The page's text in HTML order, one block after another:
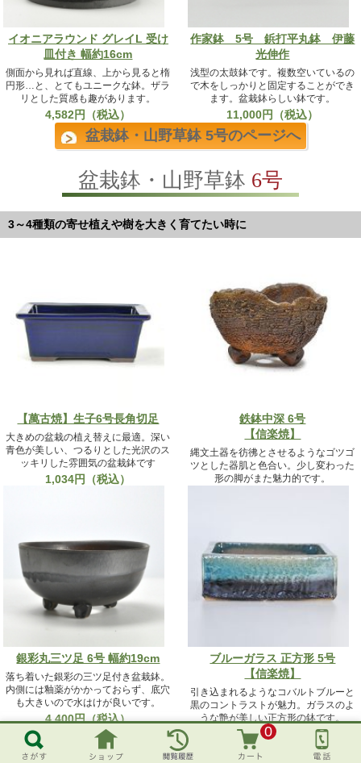
0
イオニアラウンド グレイL 受け
皿付き 幅約16cm
側面から見れば直線、上から見ると楕
円形…と、とてもユニークな鉢。ザラ
リとした質感も趣があります。
4,582円（税込）
作家鉢 5号 鋲打平丸鉢 伊藤
光伸作
浅型の太鼓鉢です。複数空いているの
で木をしっかりと固定することができ
ます。盆栽鉢らしい鉢です。
11,000円（税込）
盆栽鉢・山野草鉢 5号のページへ
盆栽鉢・山野草鉢 6号
3～4種類の寄せ植えや樹を大きく育てたい時に
【萬古焼】生子6号長角切足
大きめの盆栽の植え替えに最適。深い
青色が美しい、つるりとした光沢のス
ッキリした雰囲気の盆栽鉢です
1,034円（税込）
鉄鉢中深 6号
【信楽焼】
縄文土器を彷彿とさせるようなゴツゴ
ツとした器肌と色合い。少し変わった
形の脚がまた魅力的です。
銀彩丸三ツ足 6号 幅約19cm
落ち着いた銀彩の三ツ足付き盆栽鉢。
内側には釉薬がかかっておらず、底穴
も大きいので水はけが良いです。
4,400円（税込）
ブルーガラス 正方形 5号
【信楽焼】
引き込まれるようなコバルトブルーと
黒のコントラストが魅力。ガラスのよ
うな艶が美しい正方形の鉢です。
4,268円（税込）
盆栽鉢・山野草鉢 6号のページへ